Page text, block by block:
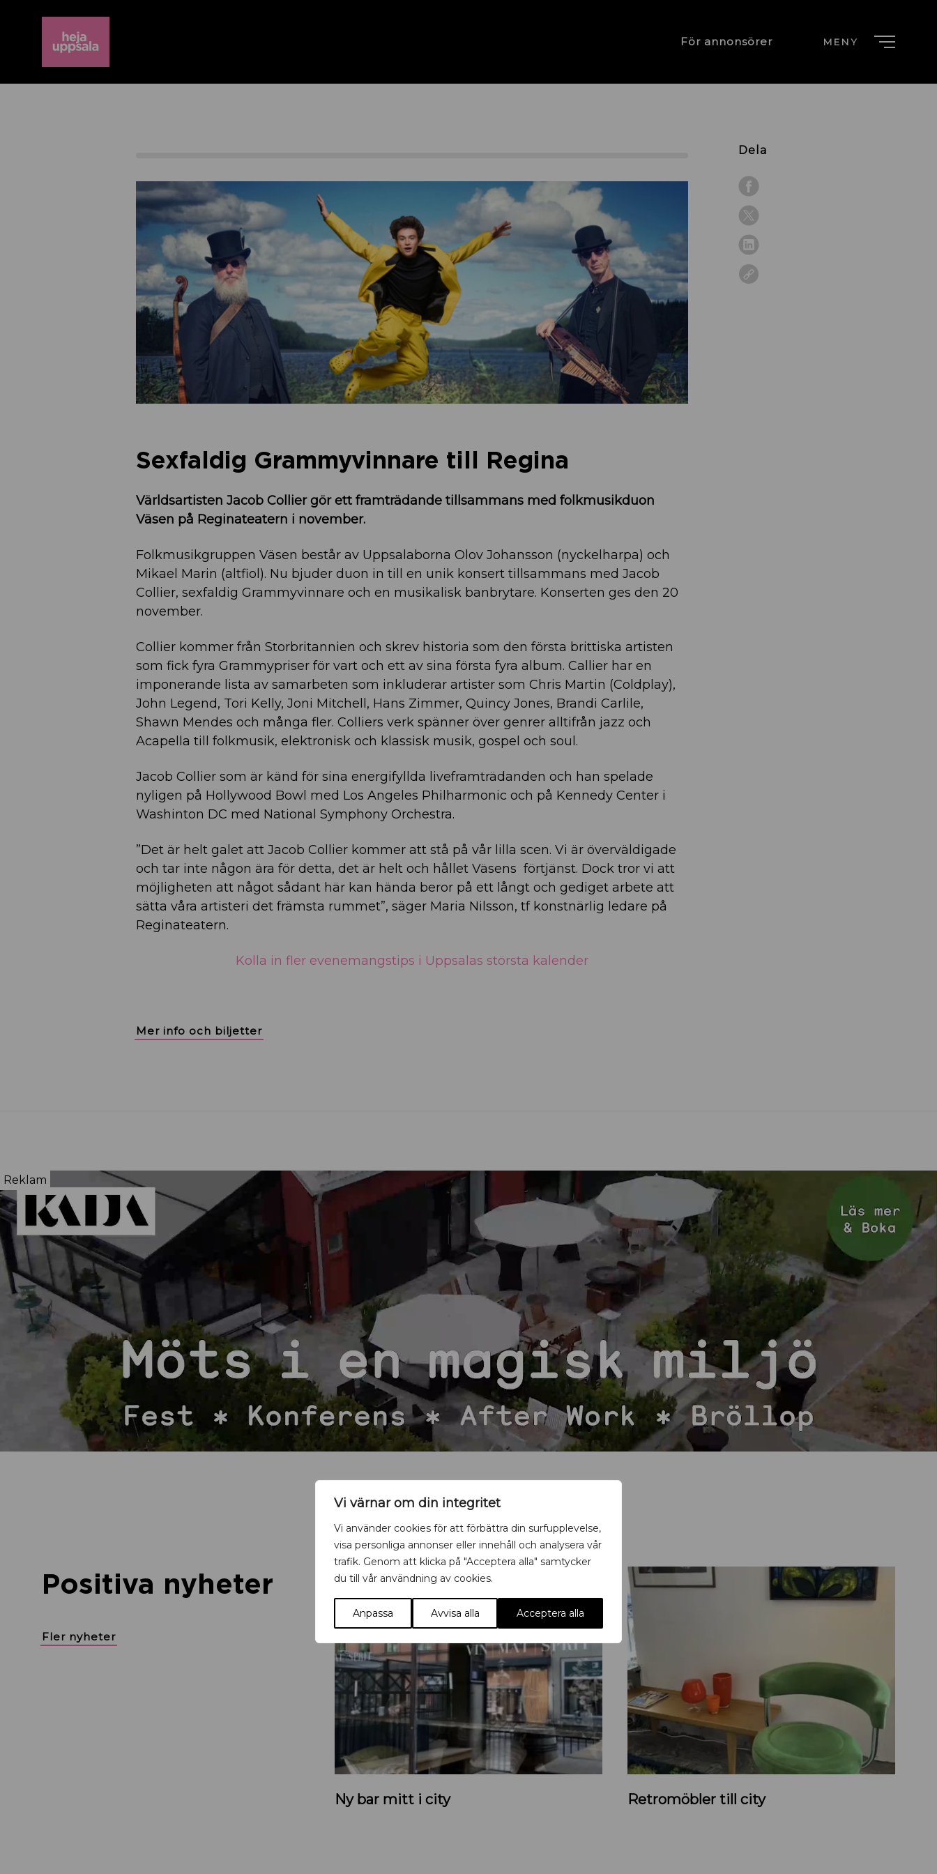
Vi värnar om din integritet
Vi använder cookies för att förbättra din surfupplevelse,
visa personliga annonser eller innehåll och analysera vår
trafik. Genom att klicka på "Acceptera alla" samtycker
du till vår användning av cookies.
Anpassa Avvisa alla Acceptera alla
För annonsörer MENY
Dela
Sexfaldig Grammyvinnare till Regina
Världsartisten Jacob Collier gör ett framträdande tillsammans med folkmusikduon
Väsen på Reginateatern i november.
Folkmusikgruppen Väsen består av Uppsalaborna Olov Johansson (nyckelharpa) och
Mikael Marin (altfiol). Nu bjuder duon in till en unik konsert tillsammans med Jacob
Collier, sexfaldig Grammyvinnare och en musikalisk banbrytare. Konserten ges den 20
november.
Collier kommer från Storbritannien och skrev historia som den första brittiska artisten
som fick fyra Grammypriser för vart och ett av sina första fyra album. Callier har en
imponerande lista av samarbeten som inkluderar artister som Chris Martin (Coldplay),
John Legend, Tori Kelly, Joni Mitchell, Hans Zimmer, Quincy Jones, Brandi Carlile,
Shawn Mendes och många fler. Colliers verk spänner över genrer alltifrån jazz och
Acapella till folkmusik, elektronisk och klassisk musik, gospel och soul.
Jacob Collier som är känd för sina energifyllda liveframträdanden och han spelade
nyligen på Hollywood Bowl med Los Angeles Philharmonic och på Kennedy Center i
Washinton DC med National Symphony Orchestra.
”Det är helt galet att Jacob Collier kommer att stå på vår lilla scen. Vi är överväldigade
och tar inte någon ära för detta, det är helt och hållet Väsens förtjänst. Dock tror vi att
möjligheten att något sådant här kan hända beror på ett långt och gediget arbete att
sätta våra artisteri det främsta rummet”, säger Maria Nilsson, tf konstnärlig ledare på
Reginateatern.
Kolla in fler evenemangstips i Uppsalas största kalender
Mer info och biljetter
Reklam
Positiva nyheter
Fler nyheter
rNy bar mitt i city
e
Retromöbler till city